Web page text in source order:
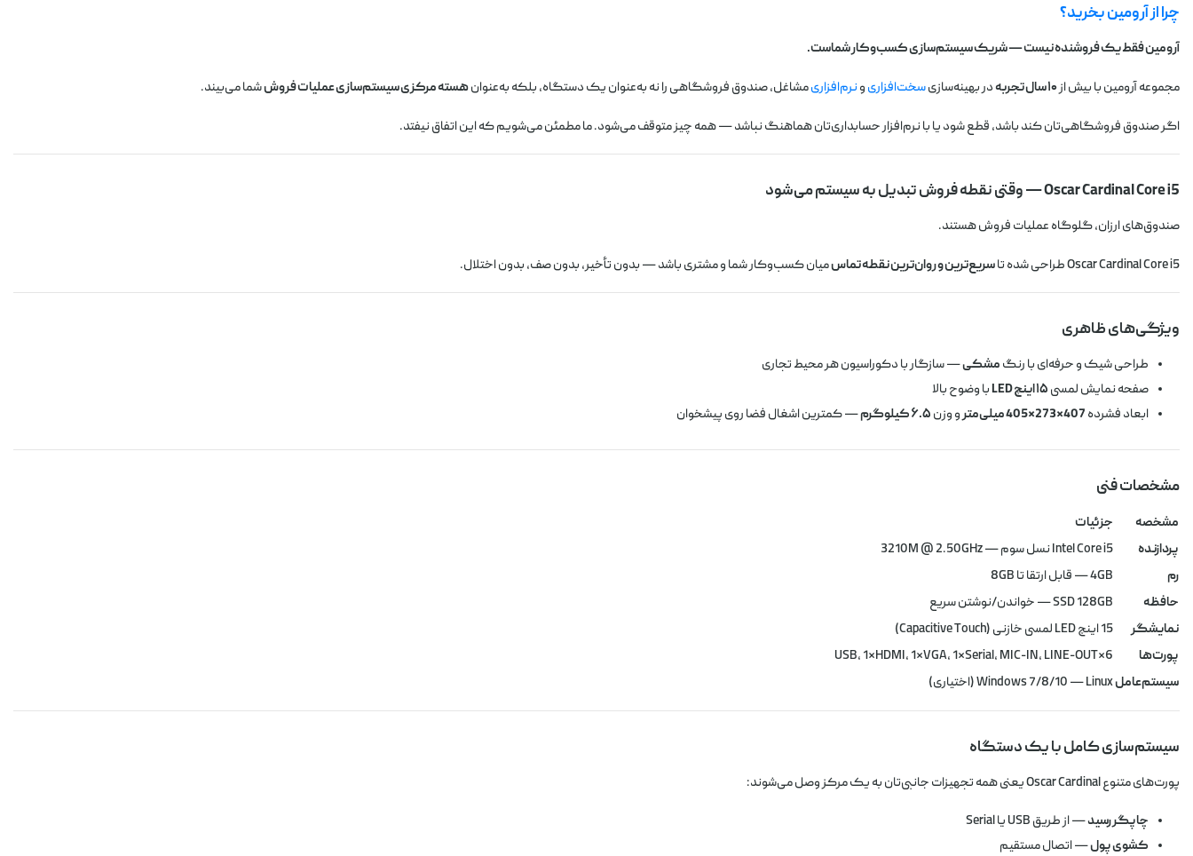
چرا از آرومین بخرید؟
آرومین فقط یک فروشنده نیست — شریک سیستم‌سازی کسب‌وکار شماست.
مجموعه آرومین با بیش از۱۰ سال تجربه در بهینه‌سازیسخت‌افزاری ونرم‌افزاریمشاغل، صندوق فروشگاهی را نه به‌عنوان یک دستگاه، بلکه به‌عنوانهسته مرکزی سیستم‌سازی عملیات فروششما می‌بیند.
اگر صندوق فروشگاهی‌تان کند باشد، قطع شود یا با نرم‌افزار حسابداری‌تان هماهنگ نباشد — همه چیز متوقف می‌شود. ما مطمئن می‌شویم که این اتفاق نیفتد.
Oscar Cardinal Core i5 — وقتی نقطه فروش تبدیل به سیستم می‌شود
صندوق‌های ارزان، گلوگاه عملیات فروش هستند.
Oscar Cardinal Core i5 طراحی شده تا سریع‌ترین و روان‌ترین نقطه تماسمیان کسب‌وکار شما و مشتری باشد — بدون تأخیر، بدون صف، بدون اختلال.
ویژگی‌های ظاهری
طراحی شیک و حرفه‌ای با رنگ مشکی— سازگار با دکوراسیون هر محیط تجاری
صفحه نمایش لمسی ۱۵ اینچ LED
با وضوح بالا
ابعاد فشرده 407×273×405 میلی‌متر و وزن ۶.۵ کیلوگرم — کمترین اشغال فضا روی پیشخوان
مشخصات فنی
مشخصه
جزئیات
پردازنده
Intel Core i5 نسل سوم — 3210M @ 2.50GHz
رم
4GB — قابل ارتقا تا 8GB
حافظه
SSD 128GB — خواندن/نوشتن سریع
نمایشگر
15 اینچ LED لمسی خازنی (Capacitive Touch)
پورت‌ها
6×USB، 1×HDMI، 1×VGA، 1×Serial، MIC-IN، LINE-OUT
سیستم‌عاملWindows 7/8/10 — Linux (اختیاری)
سیستم‌سازی کامل با یک دستگاه
پورت‌های متنوع Oscar Cardinal یعنی همه تجهیزات جانبی‌تان به یک مرکز وصل می‌شوند:
چاپگر رسید— از طریق USB یا Serial
کشوی پول— اتصال مستقیم